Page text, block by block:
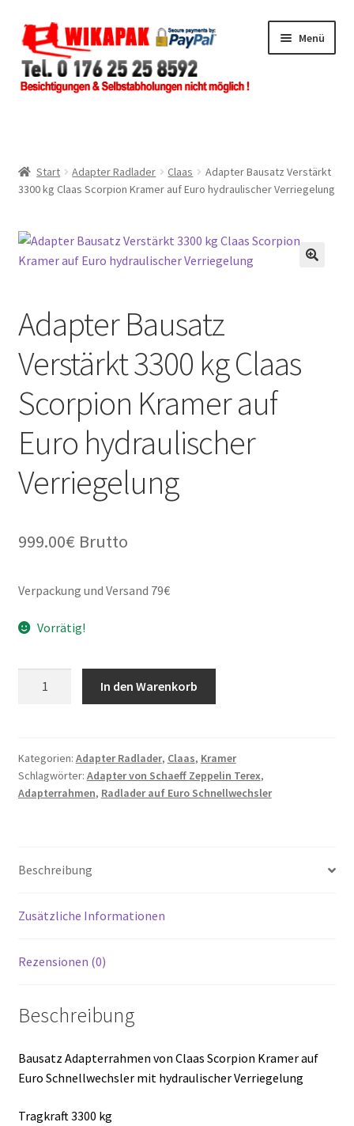
Zur
Navigation
springen
Zum
Inhalt
springen
Menü
Händlerbereich
Impressum
Zur Info
Start Adapter Radlader Claas
Adapter Bausatz Verstärkt
3300 kg Claas Scorpion Kramer auf Euro hydraulischer Verriegelung
Adapter Bausatz
Verstärkt 3300 kg Claas
Scorpion Kramer auf
Euro hydraulischer
Verriegelung
999.00€ Brutto
Verpackung und Versand 79€
Vorrätig!
kg
Claas
Scorpion
hydraulischer
Menge
In den Warenkorb
Kategorien: Adapter Radlader, Claas, Kramer
Schlagwörter: Adapter von Schaeff Zeppelin Terex,
Adapterrahmen, Radlader auf Euro Schnellwechsler
Beschreibung
Zusätzliche Informationen
Rezensionen (0)
Beschreibung
Bausatz Adapterrahmen von Claas Scorpion Kramer auf
Euro Schnellwechsler mit hydraulischer Verriegelung
Tragkraft 3300 kg